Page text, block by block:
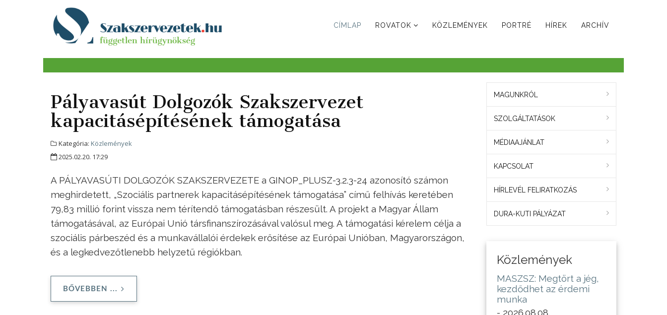
CÍMLAP ROVATOK KÖZLEMÉNYEK PORTRÉ HÍREK ARCHÍV
Pályavasút Dolgozók Szakszervezet
kapacitásépítésének támogatása
Kategória: Közlemények
2025.02.20. 17:29
A PÁLYAVASÚTI DOLGOZÓK SZAKSZERVEZETE a GINOP_PLUSZ-3.2.3-24 azonosító számon
meghirdetett, „Szociális partnerek kapacitásépítésének támogatása” című felhívás keretében
79,83 millió forint vissza nem térítendő támogatásban részesült. A projekt a Magyar Állam
támogatásával, az Európai Unió társfinanszírozásával valósul meg. A támogatási kérelem célja a
szociális párbeszéd és a munkavállalói érdekek erősítése az Európai Unióban, Magyarországon,
és a legkedvezőtlenebb helyzetű régiókban.
BŐVEBBEN ...
MAGUNKRÓL
SZOLGÁLTATÁSOK
MÉDIAAJÁNLAT
KAPCSOLAT
HÍRLEVÉL FELIRATKOZÁS
DURA-KUTI PÁLYÁZAT
Közlemények
MASZSZ: Megtört a jég,
kezdődhet az érdemi
munka
- 2026.08.08.